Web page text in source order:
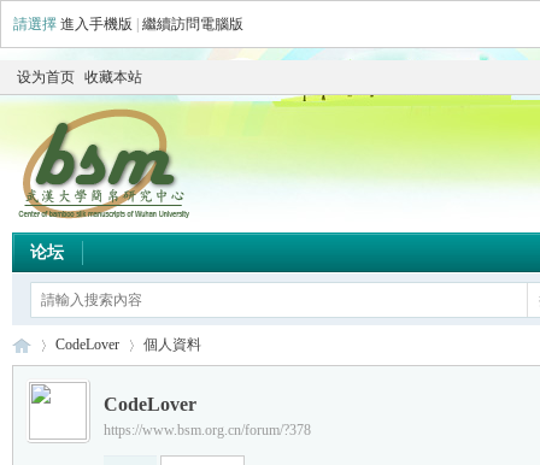
請選擇 進入手機版 繼續訪問電腦版
设为首页 收藏本站
论坛
›
CodeLover 個人資料
CodeLover
https://www.bsm.org.cn/forum/?378